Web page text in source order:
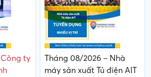
ty
Tháng 08/2026 – Nhà
máy sản xuất Tủ điện AIT